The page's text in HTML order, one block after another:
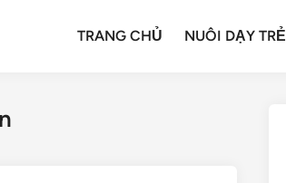
TRANG CHỦ NUÔI DẠY TRẺ